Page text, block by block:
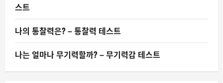
스트
나의 통찰력은? – 통찰력 테스트
나는 얼마나 무기력할까? – 무기력감 테스트